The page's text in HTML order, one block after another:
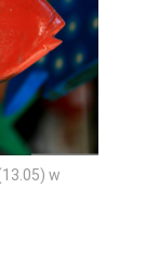
w